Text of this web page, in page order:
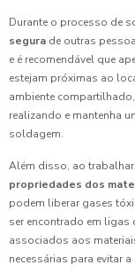
Durante o processo de
segura de outras
e é recomendável que
estejam próximas ao
ambiente
realizando e mantenha
soldagem.
Além disso, ao
propriedades dos
podem liberar gases
ser encontrado em ligas
associados aos
necessárias para evitar